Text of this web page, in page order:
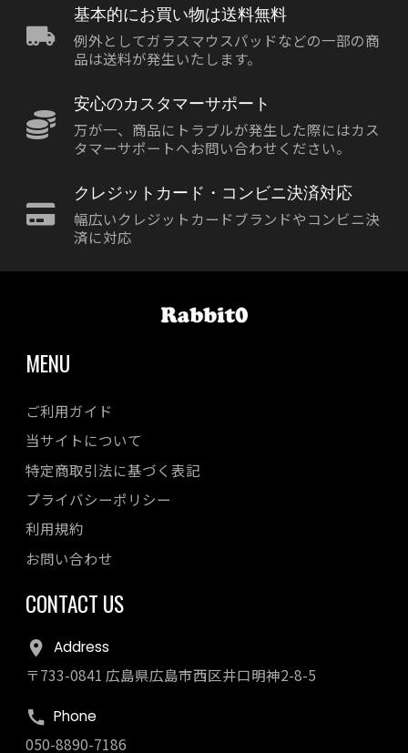
基本的にお買い物は送料無料
例外としてガラスマウスパッドなどの一部の商
品は送料が発生いたします。
安心のカスタマーサポート
万が一、商品にトラブルが発生した際にはカス
タマーサポートへお問い合わせください。
クレジットカード・コンビニ決済対応
幅広いクレジットカードブランドやコンビニ決
済に対応
MENU
ご利用ガイド
当サイトについて
特定商取引法に基づく表記
プライバシーポリシー
利用規約
お問い合わせ
CONTACT US
Address
〒733-0841 広島県広島市西区井口明神2-8-5
Phone
050-8890-7186